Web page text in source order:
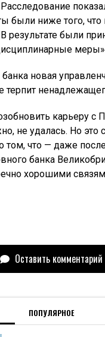
были ниже того,
результате были
новая
терпит
карьеру с
не удалась. Но это
том, что — даже
банка
хорошими
Оставить комментарий
ПОПУЛЯРНОЕ